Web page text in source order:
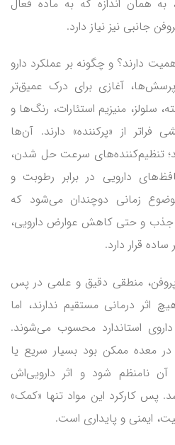
همان اندازه که به ماده فعال
جانبی نیز نیاز دارد.
دارند؟ و چگونه بر عملکرد دارو
آغازی برای درک عمیق‌تر
سلولز، منیزیم استئارات، رنگ‌ها و
از «پرکننده» دارند. آن‌ها
تنظیم‌کننده‌های سرعت حل شدن،
دارویی در برابر رطوبت و
زمانی دوچندان می‌شود که
جذب و حتی کاهش عوارض دارویی،
قرار دارد.
منطقی دقیق و علمی در پس
اثر درمانی مستقیم ندارند، اما
داروی استاندارد محسوب می‌شوند.
در معده ممکن بود بسیار سریع یا
نامنظم شود و اثر دارویی‌اش
پس کارکرد این مواد تنها «کمک»
ایمنی و پایداری است.